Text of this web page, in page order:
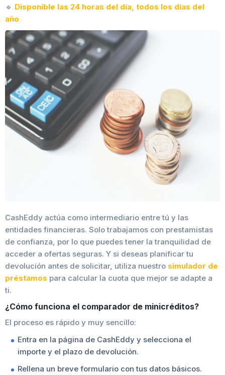
🔹 Disponible las 24 horas del día, todos los días del
año
CashEddy actúa como intermediario entre tú y las
entidades financieras. Solo trabajamos con prestamistas
de confianza, por lo que puedes tener la tranquilidad de
acceder a ofertas seguras. Y si deseas planificar tu
devolución antes de solicitar, utiliza nuestro simulador de
préstamos para calcular la cuota que mejor se adapte a
ti.
¿Cómo funciona el comparador de minicréditos?
El proceso es rápido y muy sencillo:
Entra en la página de CashEddy y selecciona el
importe y el plazo de devolución.
Rellena un breve formulario con tus datos básicos.